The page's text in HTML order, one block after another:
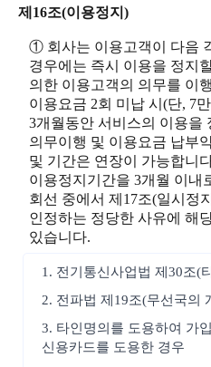
제16조(이용정지)
① 회사는 이용고객이 다음
경우에는 즉시 이용을 정지
의한 이용고객의 의무를 이
이용요금 2회 미납 시(단, 7
3개월동안 서비스의 이용을
의무이행 및 이용요금 납부
및 기간은 연장이 가능합니
이용정지기간을 3개월 이내
회선 중에서 제17조(일시정
인정하는 정당한 사유에 해
있습니다.
1. 전기통신사업법 제30조(
2. 전파법 제19조(무선국의
3. 타인명의를 도용하여 가
신용카드를 도용한 경우